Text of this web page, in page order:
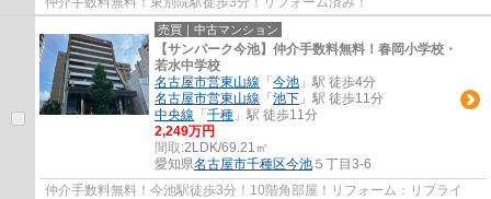
売買｜中古マンション
【サンパーク今池】仲介手数料無料！春岡小学校・
若水中学校
名古屋市営東山線 「 今池 」駅 徒歩4分
名古屋市営東山線 「 池下 」駅 徒歩11分
中央線 「 千種 」駅 徒歩11分
2,249万円
間取:2LDK/69.21㎡
愛知県名古屋市千種区今池 ５丁目3-6
仲介手数料無料！今池駅徒歩3分！10階角部屋！リフォーム：リプライ